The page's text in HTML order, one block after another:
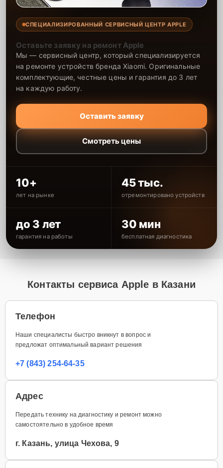
СПЕЦИАЛИЗИРОВАННЫЙ СЕРВИСНЫЙ ЦЕНТР APPLE
Оставьте заявку на ремонт Apple
Мы — сервисный центр, который специализируется
на ремонте устройств бренда Xiaomi. Оригинальные
комплектующие, честные цены и гарантия до 3 лет
на каждую работу.
Оставить заявку
Смотреть цены
10+
лет на рынке
45 тыс.
отремонтировано устройств
до 3 лет
гарантия на работы
30 мин
бесплатная диагностика
Контакты сервиса Apple в Казани
Телефон
Наши специалисты быстро вникнут в вопрос и
предложат оптимальный вариант решения
+7 (843) 254-64-35
Адрес
Передать технику на диагностику и ремонт можно
самостоятельно в удобное время
г. Казань, улица Чехова, 9